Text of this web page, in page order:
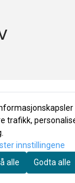
trafikk,
innstillingene
alle
Godta alle